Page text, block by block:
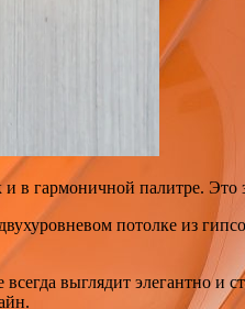
в гармоничной палитре.
потолке из
выглядит элегантно